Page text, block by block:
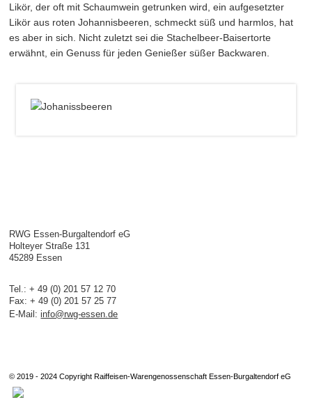
Likör, der oft mit Schaumwein getrunken wird, ein aufgesetzter
Likör aus roten Johannisbeeren, schmeckt süß und harmlos, hat
es aber in sich. Nicht zuletzt sei die Stachelbeer-Baisertorte
erwähnt, ein Genuss für jeden Genießer süßer Backwaren.
RWG Essen-Burgaltendorf eG
Holteyer Straße 131
45289 Essen
Tel.: + 49 (0) 201 57 12 70
Fax: + 49 (0) 201 57 25 77
E-Mail:info@rwg-essen.de
© 2019 - 2024 Copyright Raiffeisen-Warengenossenschaft Essen-Burgaltendorf eG